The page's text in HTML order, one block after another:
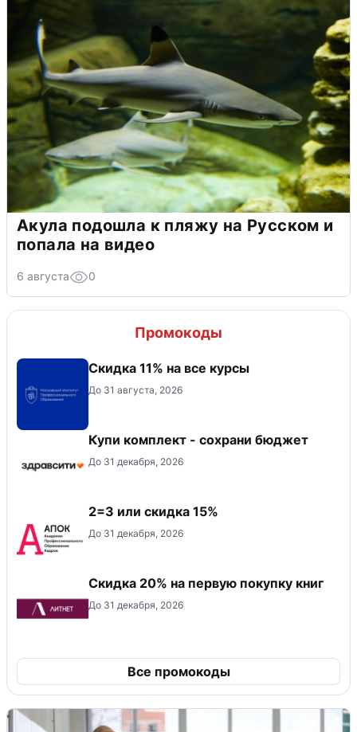
Акула подошла к пляжу на Русском и
попала на видео
6 августа 0
Промокоды
Скидка 11% на все курсы
До 31 августа, 2026
Купи комплект - сохрани бюджет
До 31 декабря, 2026
2=3 или скидка 15%
До 31 декабря, 2026
Скидка 20% на первую покупку книг
До 31 декабря, 2026
Все промокоды